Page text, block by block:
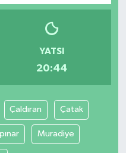
YATSI
20:44
Çaldıran Çatak
Muradiye